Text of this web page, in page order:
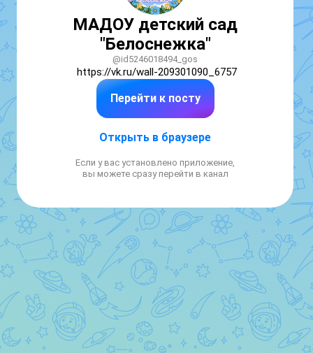
МАДОУ детский сад
"Белоснежка"
@id5246018494_gos
https://vk.ru/wall-209301090_6757
Перейти к посту
Открыть в браузере
Если у вас установлено приложение,
вы можете сразу перейти в канал